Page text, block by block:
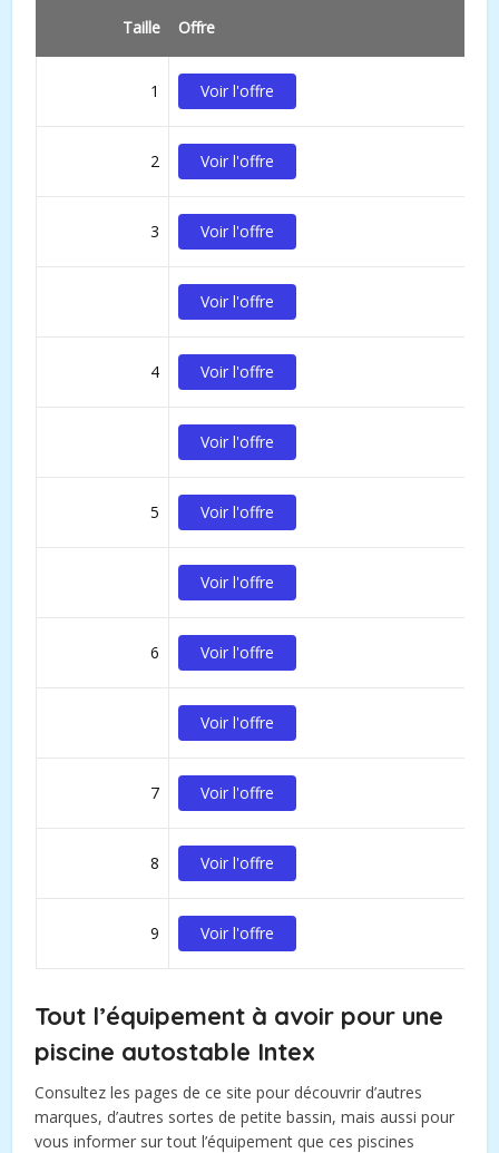
Taille Offre
1 Voir l'offre
2 Voir l'offre
3 Voir l'offre
Voir l'offre
4 Voir l'offre
Voir l'offre
5 Voir l'offre
Voir l'offre
6 Voir l'offre
Voir l'offre
7 Voir l'offre
8 Voir l'offre
9 Voir l'offre
Tout l’équipement à avoir pour une
piscine autostable Intex
Consultez les pages de ce site pour découvrir d’autres
marques, d’autres sortes de petite bassin, mais aussi pour
vous informer sur tout l’équipement que ces piscines